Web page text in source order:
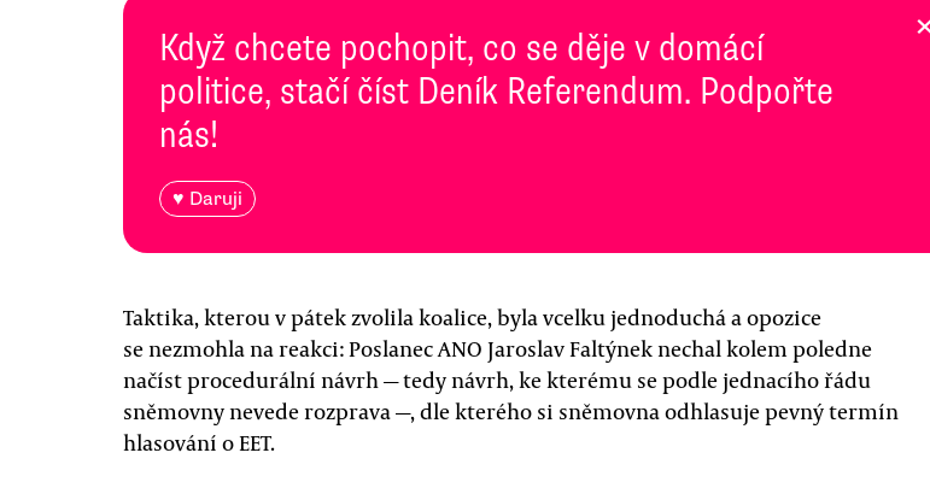
Když chcete pochopit, co se děje v domácí
politice, stačí číst Deník Referendum. Podpořte
nás!
♥ Daruji
Taktika, kterou v pátek zvolila koalice, byla vcelku jednoduchá a opozice
se nezmohla na reakci: Poslanec ANO Jaroslav Faltýnek nechal kolem poledne
načíst procedurální návrh — tedy návrh, ke kterému se podle jednacího řádu
sněmovny nevede rozprava —, dle kterého si sněmovna odhlasuje pevný termín
hlasování o EET.